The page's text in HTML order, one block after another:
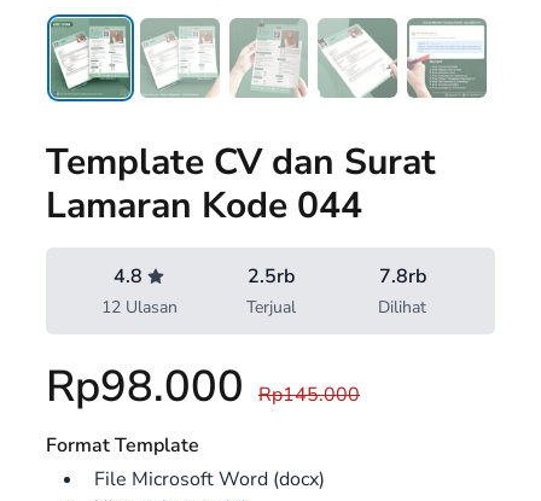
Template CV dan Surat
Lamaran Kode 044
4.8
12 Ulasan
2.5rb
Terjual
7.8rb
Dilihat
Rp98.000
Rp145.000
Format Template
File Microsoft Word (docx)